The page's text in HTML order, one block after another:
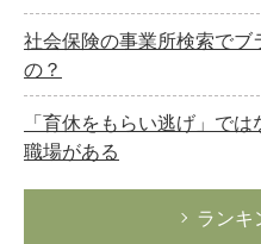
社会保険の事業所検索でブ
の？
「育休をもらい逃げ」で
職場がある
ランキ